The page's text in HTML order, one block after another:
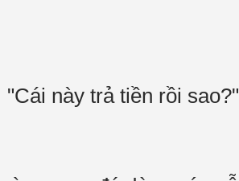
này trả tiền rồi sao?"